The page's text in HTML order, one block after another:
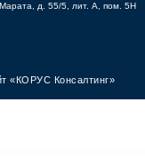
«КОРУС Консалтинг»
д. 55/5, лит. А, пом. 5Н